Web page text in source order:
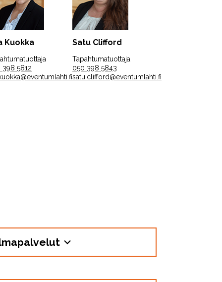
Kuokka
398 5812
Satu Clifford
Tapahtumatuottaja
050 398 5843
satu.clifford@eventumlahti.fi